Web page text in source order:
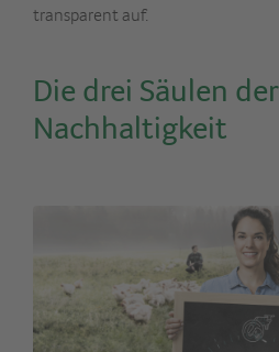
transparent auf.
Die drei Säulen der
Nachhaltigkeit